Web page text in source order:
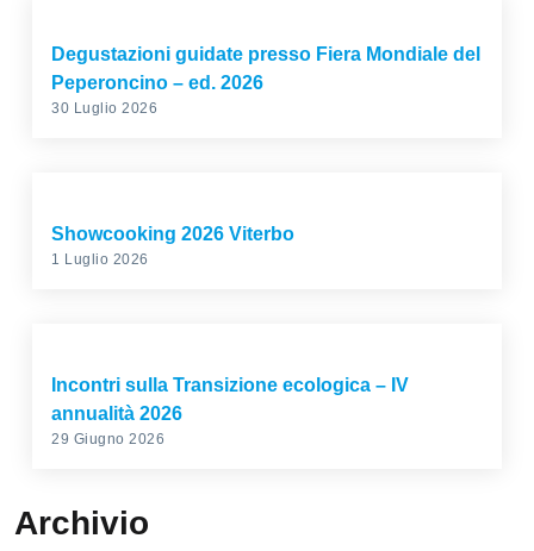
Degustazioni guidate presso Fiera Mondiale del
Peperoncino – ed. 2026
30 Luglio 2026
Showcooking 2026 Viterbo
1 Luglio 2026
Incontri sulla Transizione ecologica – IV
annualità 2026
29 Giugno 2026
Archivio